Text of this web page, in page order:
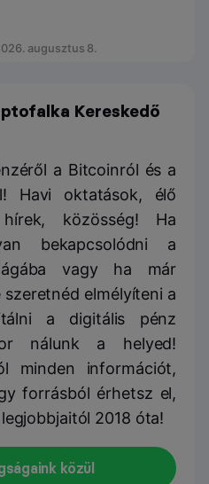
augusztus 8.
Kereskedő
a Bitcoinról és a
Havi oktatások, élő
közösség! Ha
bekapcsolódni a
vagy ha már
elmélyíteni a
a digitális pénz
nálunk a helyed!
minden információt,
forrásból érhetsz el,
2018 óta!
közül